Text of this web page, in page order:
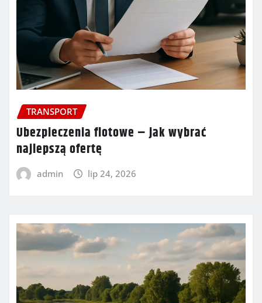
TRANSPORT
Ubezpieczenia flotowe – jak wybrać
najlepszą ofertę
admin lip 24, 2026